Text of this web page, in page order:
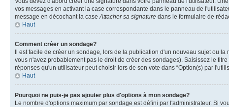
vos messages en activant la case correspondante dans le panneau de
message en décochant la caseAttacher sa signature dans le formulaire de
Haut
Comment créer un sondage?
Il est facile de créer un sondage, lors de la publication d'un nouveau sujet ou
vous n'avez probablement pas le droit de créer des sondages). Saisissez le
réponses qu'un utilisateur peut choisir lors de son vote dans “Option(s) par
Haut
Pourquoi ne puis-je pas ajouter plus d'options à mon sondage?
Le nombre d'options maximum par sondage est défini par l'administrateur. Si